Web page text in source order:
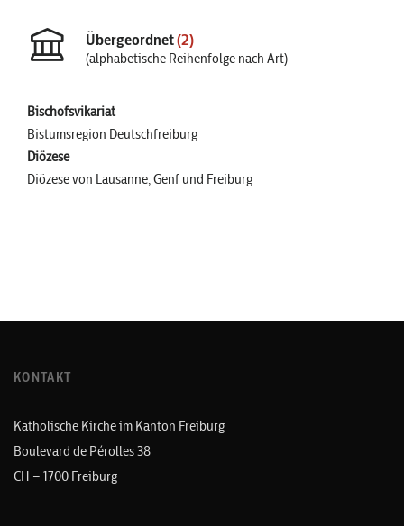
Übergeordnet(2)
(alphabetische Reihenfolge nach Art)
Bischofsvikariat
Bistumsregion Deutschfreiburg
Diözese
Diözese von Lausanne, Genf und Freiburg
KONTAKT
Katholische Kirche im Kanton Freiburg
Boulevard de Pérolles 38
CH – 1700 Freiburg